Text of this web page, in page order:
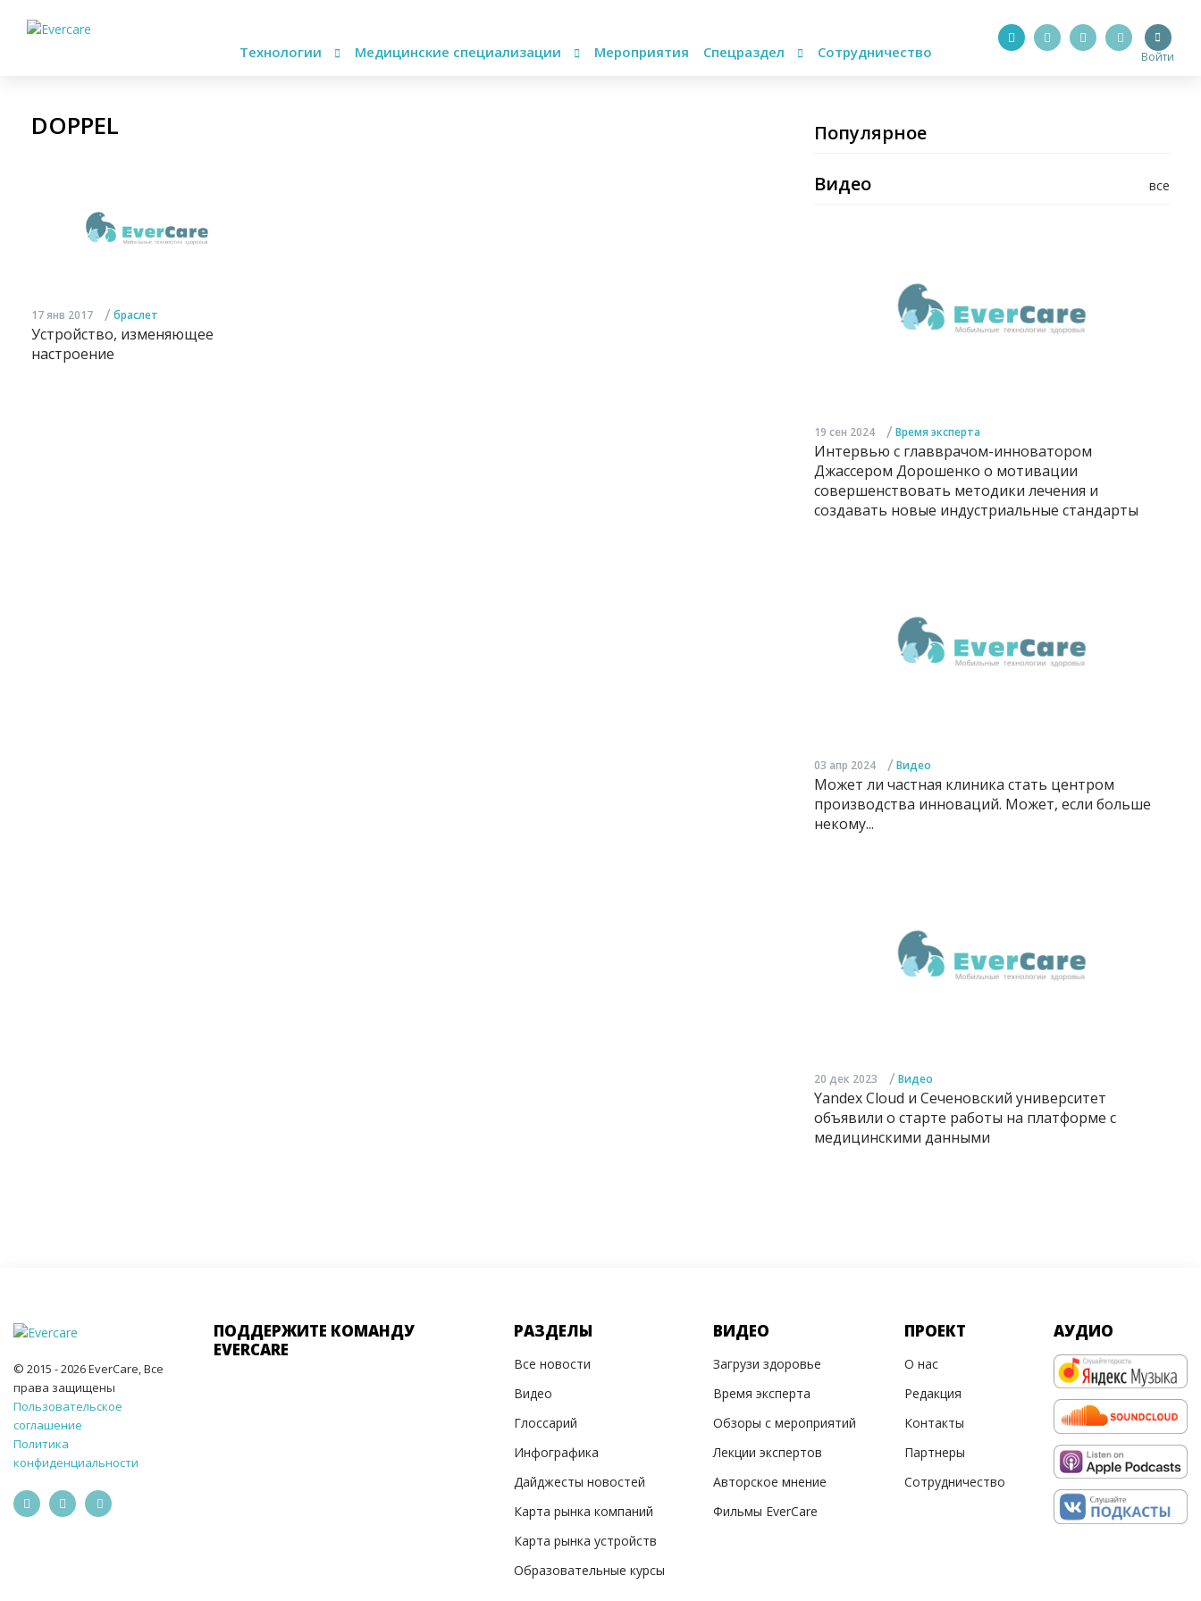
Технологии Медицинские специализации Мероприятия Спецраздел Сотрудничество Войти
DOPPEL
17 янв 2017 / браслет
Устройство, изменяющее
настроение
Популярное
все
Видео
19 сен 2024 / Время эксперта
Интервью с главврачом-инноватором
Джассером Дорошенко о мотивации
совершенствовать методики лечения и
создавать новые индустриальные стандарты
03 апр 2024 / Видео
Может ли частная клиника стать центром
производства инноваций. Может, если больше
некому...
20 дек 2023 / Видео
Yandex Cloud и Сеченовский университет
объявили о старте работы на платформе с
медицинскими данными
© 2015 - 2026 EverCare, Все
права защищены
Пользовательское
соглашение
Политика
конфиденциальности
ПОДДЕРЖИТЕ КОМАНДУ
EVERCARE
РАЗДЕЛЫ
Все новости
Видео
Глоссарий
Инфографика
Дайджесты новостей
Карта рынка компаний
Карта рынка устройств
Образовательные курсы
ВИДЕО
Загрузи здоровье
Время эксперта
Обзоры с мероприятий
Лекции экспертов
Авторское мнение
Фильмы EverCare
ПРОЕКТ
О нас
Редакция
Контакты
Партнеры
Сотрудничество
АУДИО